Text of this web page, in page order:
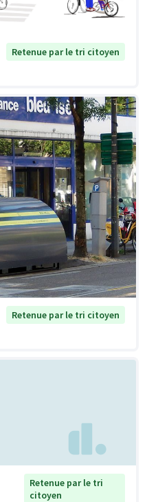
Retenue par le tri citoyen
Retenue par le tri citoyen
Retenue par le tri
citoyen